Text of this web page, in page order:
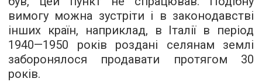
вимогу можна зустріти і в законодавстві
інших країн, наприклад, в Італії в період
1940—1950 років роздані селянам землі
заборонялося продавати протягом 30
років.